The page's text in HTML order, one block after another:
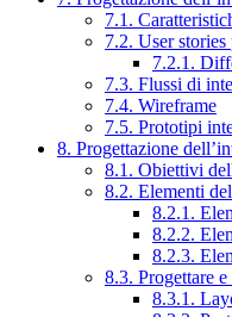
7.1.
7.2. User
7.2.1.
7.3. Flussi di
7.4. Wireframe
7.5. Prototipi
8. Progettazione
8.1. Obiettivi
8.2. Elementi
8.2.1.
8.2.2.
8.2.3.
8.3. Progettare
8.3.1.